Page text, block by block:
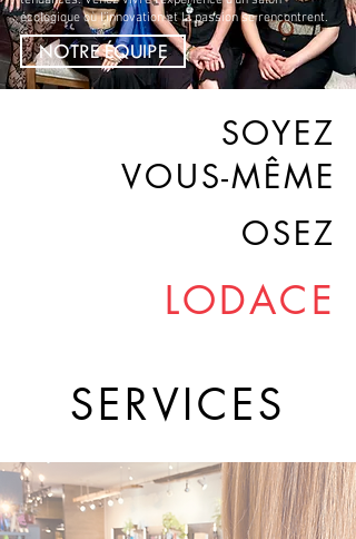
écologique où l’innovation et la passion se rencontrent.
NOTRE ÉQUIPE
SOYEZ
VOUS-MÊME
OSEZ
LODACE
SERVICES